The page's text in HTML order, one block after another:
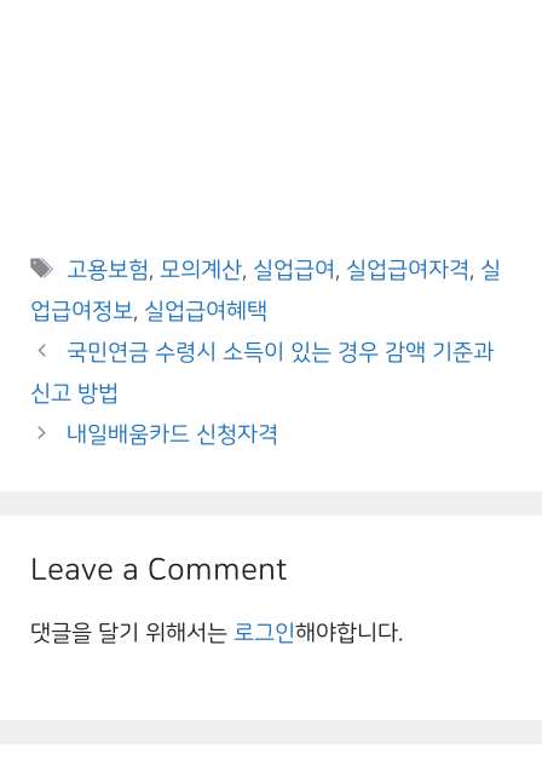
Tags
고용보험,모의계산, 실업급여, 실업급여자격, 실
업급여정보, 실업급여혜택
국민연금 수령시 소득이 있는 경우 감액 기준과
신고 방법
내일배움카드 신청자격
Leave a Comment
댓글을 달기 위해서는 로그인해야합니다.